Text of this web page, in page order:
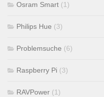
Osram Smart (1)
Philips Hue (3)
Problemsuche (6)
Raspberry Pi (3)
RAVPower (1)